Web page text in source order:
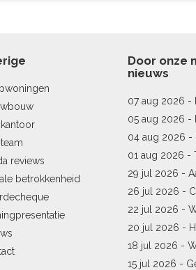
reviews
betrokkenheid
Door onze
nieuws
07 aug 2026 -
stijgt
05 aug 2026 -
04 aug 2026 -
01 aug 2026 -
29 jul 2026 -
26 jul 2026 -
22 jul 2026 -
Pekela
20 jul 2026 -
18 jul 2026 -
15 jul 2026 -